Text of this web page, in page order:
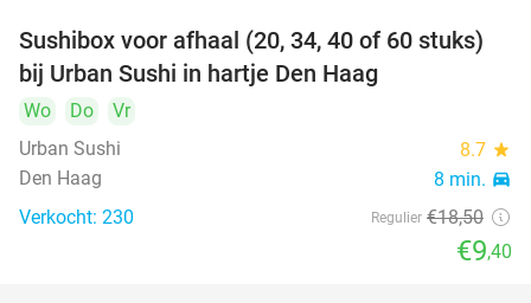
49%
Sushibox voor afhaal (20, 34, 40 of 60 stuks)
bij Urban Sushi in hartje Den Haag
Wo Do
Vr
Urban Sushi
8.7 star
Den Haag 8 min. directions_car
Verkocht: 230 Regulier €18,50
€9,40